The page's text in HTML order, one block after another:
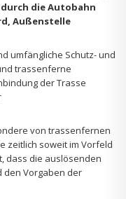
durch die Autobahn
Außenstelle
umfängliche Schutz- und
trassenferne
der Trasse
von trassenfernen
zeitlich soweit im Vorfeld
dass die auslösenden
den Vorgaben der